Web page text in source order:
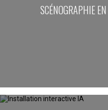
SCÉNOGRAPHIE